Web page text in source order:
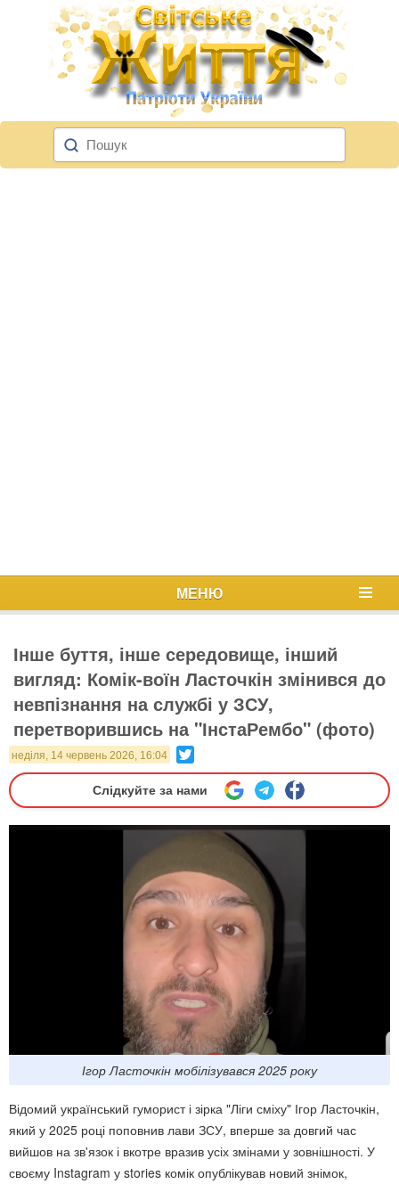
МЕНЮ
Інше буття, інше середовище, інший
вигляд: Комік-воїн Ласточкін змінився до
невпізнання на службі у ЗСУ,
перетворившись на "ІнстаРембо" (фото)
неділя, 14 червень 2026, 16:04
Слідкуйте за нами
Ігор Ласточкін мобілізувався 2025 року
Відомий український гуморист і зірка "Ліги сміху" Ігор Ласточкін,
який у 2025 році поповнив лави ЗСУ, вперше за довгий час
вийшов на зв'язок і вкотре вразив усіх змінами у зовнішності. У
своєму Instagram у stories комік опублікував новий знімок,